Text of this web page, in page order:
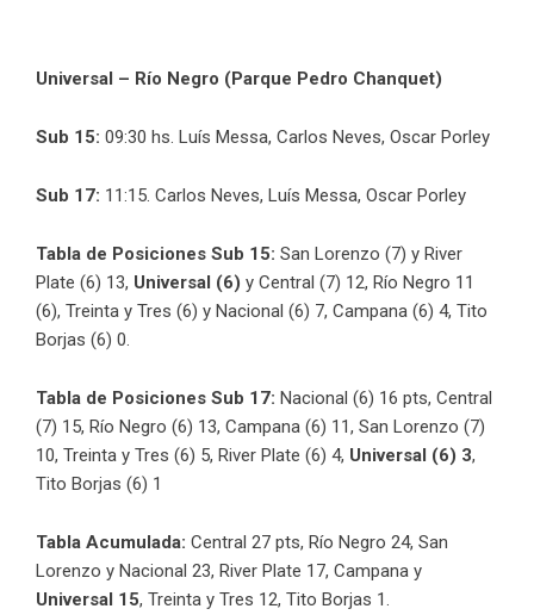
Universal – Río Negro (Parque Pedro Chanquet)
Sub 15: 09:30 hs. Luís Messa, Carlos Neves, Oscar Porley
Sub 17: 11:15. Carlos Neves, Luís Messa, Oscar Porley
Tabla de Posiciones Sub 15: San Lorenzo (7) y River
Plate (6) 13, Universal (6) y Central (7) 12, Río Negro 11
(6), Treinta y Tres (6) y Nacional (6) 7, Campana (6) 4, Tito
Borjas (6) 0.
Tabla de Posiciones Sub 17: Nacional (6) 16 pts, Central
(7) 15, Río Negro (6) 13, Campana (6) 11, San Lorenzo (7)
10, Treinta y Tres (6) 5, River Plate (6) 4, Universal (6) 3,
Tito Borjas (6) 1
Tabla Acumulada: Central 27 pts, Río Negro 24, San
Lorenzo y Nacional 23, River Plate 17, Campana y
Universal 15, Treinta y Tres 12, Tito Borjas 1.